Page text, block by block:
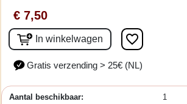
€ 7,50
In winkelwagen favorite_border
Gratis verzending > 25€ (NL)
Aantal beschikbaar:
1